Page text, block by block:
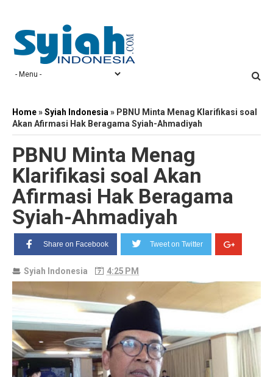
Home»Syiah Indonesia » PBNU Minta Menag Klarifikasi soal
Akan Afirmasi Hak Beragama Syiah-Ahmadiyah
PBNU Minta Menag
Klarifikasi soal Akan
Afirmasi Hak Beragama
Syiah-Ahmadiyah
Share on Facebook Tweet on Twitter
Syiah Indonesia 4:25 PM